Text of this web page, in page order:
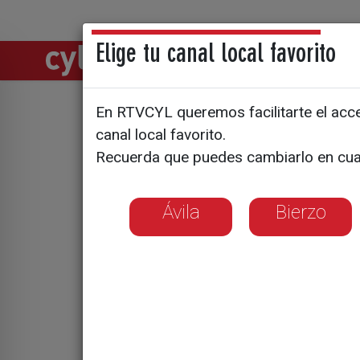
Directos
La
González
va bien",
llegarán
La Fiscalía de
Elige tu canal local favorito
En RTVCYL queremos facilitarte el
canal local favorito.
Recuerda que puedes cambiarlo en
Ávila Bierzo